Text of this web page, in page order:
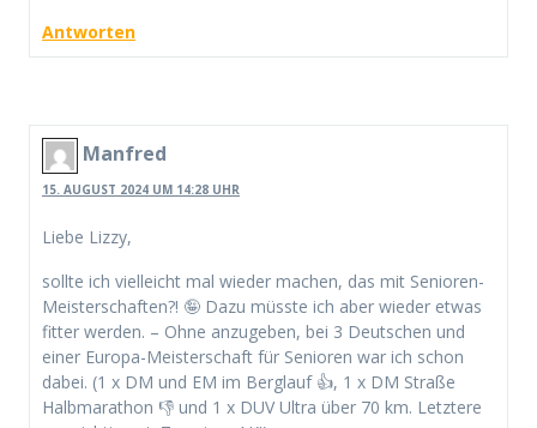
Antworten
Manfred
15. AUGUST 2024 UM 14:28 UHR
Liebe Lizzy,
sollte ich vielleicht mal wieder machen, das mit Senioren-
Meisterschaften?! 🤪 Dazu müsste ich aber wieder etwas
fitter werden. – Ohne anzugeben, bei 3 Deutschen und
einer Europa-Meisterschaft für Senioren war ich schon
dabei. (1 x DM und EM im Berglauf 👍, 1 x DM Straße
Halbmarathon 👎 und 1 x DUV Ultra über 70 km. Letztere